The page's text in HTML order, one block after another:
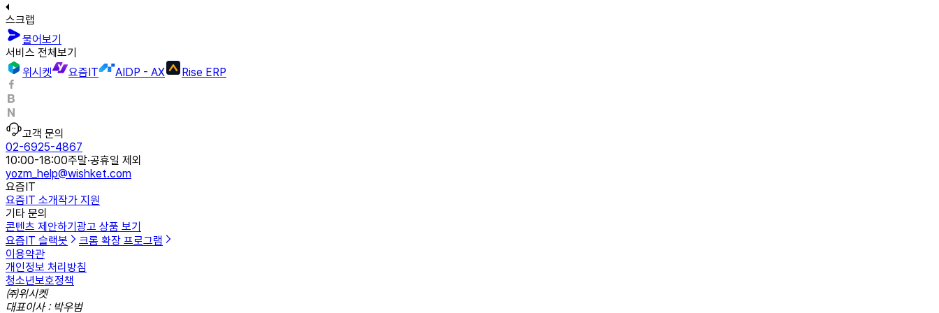
스크랩
물어보기
서비스 전체보기
위시켓
요즘IT AIDP - AX Rise ERP
고객 문의
02-6925-4867
10:00-18:00주말·공휴일 제외
yozm_help@wishket.com
요즘IT
요즘IT 소개작가 지원
기타 문의
콘텐츠 제안하기광고 상품 보기
요즘IT 슬랙봇
크롬 확장 프로그램
이용약관
개인정보 처리방침
청소년보호정책
㈜위시켓
대표이사 : 박우범